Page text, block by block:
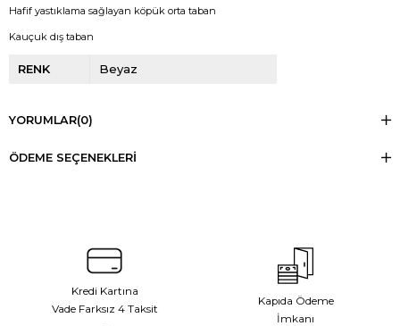
Hafif yastıklama sağlayan köpük orta taban
Kauçuk dış taban
RENK Beyaz
YORUMLAR(0)
ÖDEME SEÇENEKLERI
Kredi Kartına
Vade Farksız 4 Taksit
Kapıda Ödeme
İmkanı